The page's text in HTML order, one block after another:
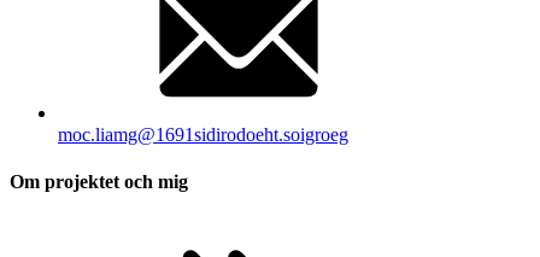
moc.liamg@1691sidirodoeht.soigroeg
Om projektet och mig